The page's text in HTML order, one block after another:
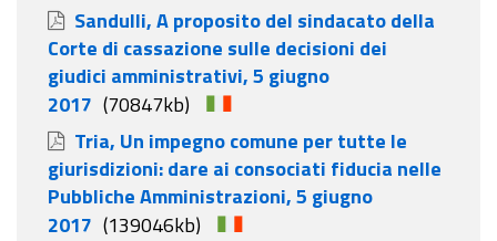
Sandulli, A proposito del sindacato della
Corte di cassazione sulle decisioni dei
giudici amministrativi, 5 giugno
2017 (70847kb)
Tria, Un impegno comune per tutte le
giurisdizioni: dare ai consociati fiducia nelle
Pubbliche Amministrazioni, 5 giugno
2017 (139046kb)